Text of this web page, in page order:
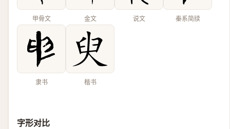
甲骨文 金文 说文 秦系简牍
隶书 楷书
字形对比